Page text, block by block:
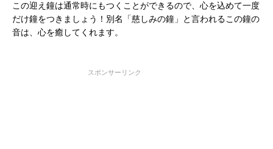
この迎え鐘は通常時にもつくことができるので、心を込めて一度
だけ鐘をつきましょう！別名「慈しみの鐘」と言われるこの鐘の
音は、心を癒してくれます。
スポンサーリンク